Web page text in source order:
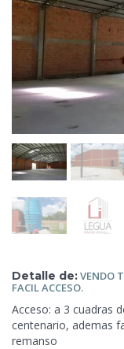
Detalle de:VENDO
FACIL ACCESO.
Acceso: a 3 cuadras
centenario, ademas
remanso